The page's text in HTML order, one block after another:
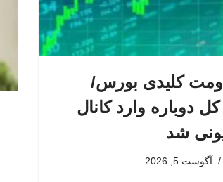
کلیدی بورس/
دوباره وارد کانال
آگوست 5, 2026